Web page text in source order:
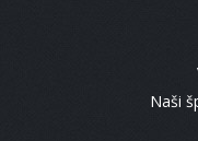
Naši